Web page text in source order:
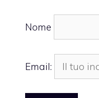
Nome
Email: